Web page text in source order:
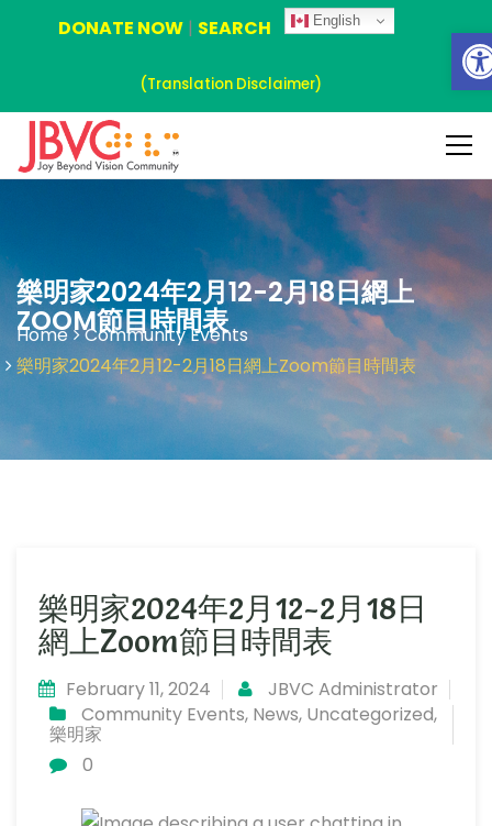
DONATE NOW| SEARCH English
(Translation Disclaimer)
樂明家2024年2月12-2月18日網上
ZOOM節目時間表
Home
Community Events
樂明家2024年2月12-2月18日網上Zoom節目時間表
樂明家2024年2月12-2月18日
網上Zoom節目時間表
February 11, 2024
JBVC Administrator
Community Events, News, Uncategorized,
樂明家
0